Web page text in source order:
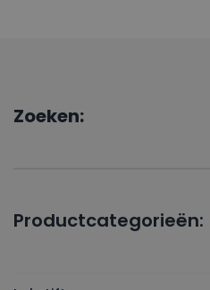
Zoeken:
Productcategorieën: